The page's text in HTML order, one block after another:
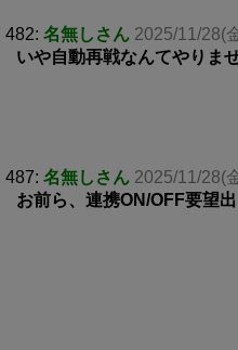
482: 名無しさん 2025/11/28(
いや自動再戦なんてやりま
487: 名無しさん 2025/11/28(
お前ら、連携ON/OFF要望